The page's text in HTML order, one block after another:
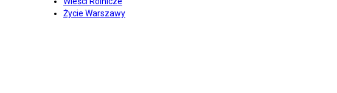
Życie Warszawy